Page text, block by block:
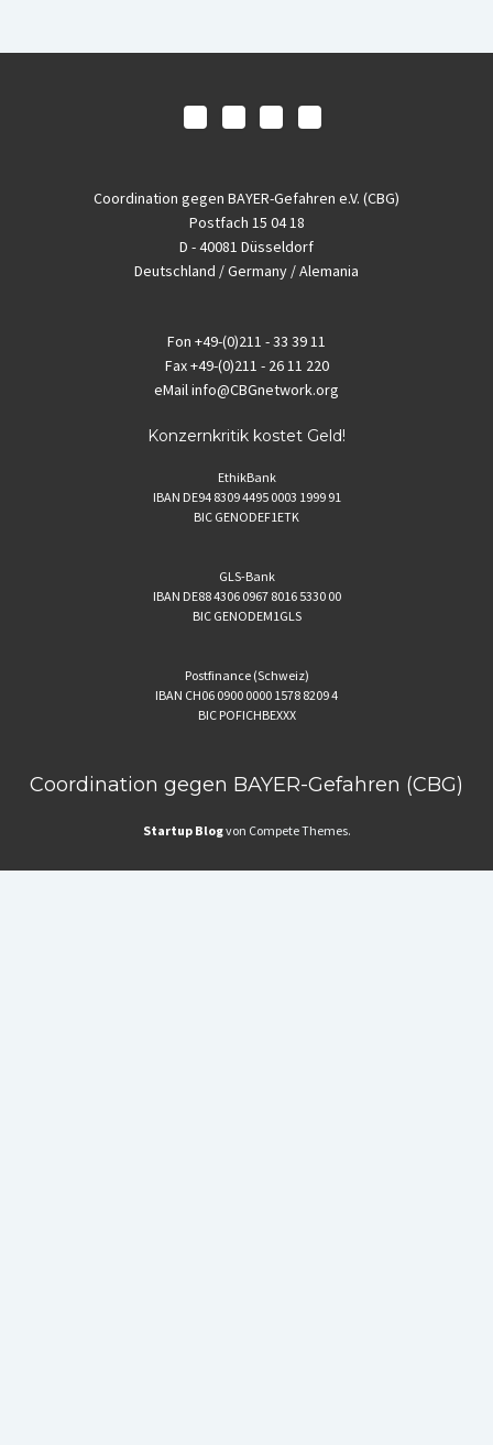
Coordination gegen BAYER-Gefahren e.V. (CBG)
Postfach 15 04 18
D - 40081 Düsseldorf
Deutschland / Germany / Alemania
Fon +49-(0)211 - 33 39 11
Fax+49-(0)211 - 26 11 220
eMailinfo@CBGnetwork.org
Konzernkritik kostet Geld!
EthikBank
IBAN DE94 8309 4495 0003 1999 91
BIC GENODEF1ETK
GLS-Bank
IBAN DE88 4306 0967 8016 5330 00
BIC GENODEM1GLS
Postfinance (Schweiz)
IBAN CH06 0900 0000 1578 8209 4
BIC POFICHBEXXX
Coordination gegen BAYER-Gefahren (CBG)
Startup Blogvon Compete Themes.